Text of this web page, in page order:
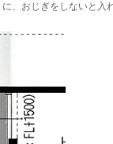
、おじぎをしないと入